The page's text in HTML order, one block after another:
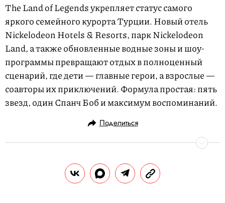
The Land of Legends укрепляет статус самого
яркого семейного курорта Турции. Новый отель
Nickelodeon Hotels & Resorts, парк Nickelodeon
Land, а также обновленные водные зоны и шоу-
программы превращают отдых в полноценный
сценарий, где дети — главные герои, а взрослые —
соавторы их приключений. Формула простая: пять
звезд, один Спанч Боб и максимум воспоминаний.
Поделиться
ПУТЕШЕСТВИЯ